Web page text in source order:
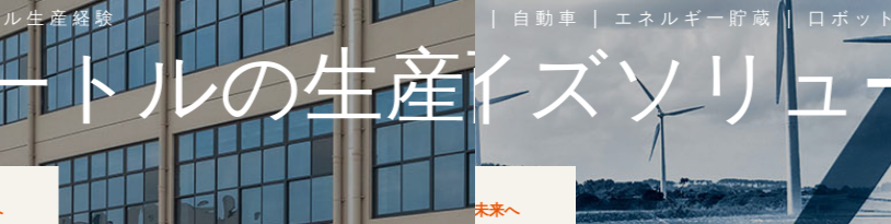
面積
| 自動車 | エネルギ一貯蔵 | 口ボット
イズソリューション
共に未来へ
電線・ケーブル＆ハー
電線・ケーブル＆
共に未来へ